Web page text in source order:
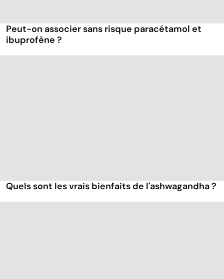
Peut-on associer sans risque paracétamol et
ibuprofène ?
Quels sont les vrais bienfaits de l'ashwagandha ?